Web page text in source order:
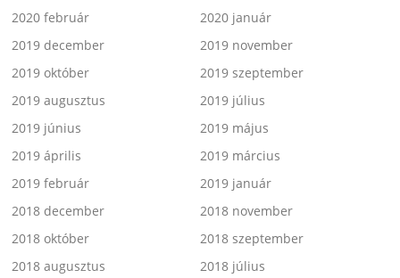
2020 február
2020 január
2019 december
2019 november
2019 október
2019 szeptember
2019 augusztus
2019 július
2019 június
2019 május
2019 április
2019 március
2019 február
2019 január
2018 december
2018 november
2018 október
2018 szeptember
2018 augusztus
2018 július